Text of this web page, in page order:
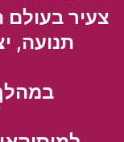
צעיר
תנועה,